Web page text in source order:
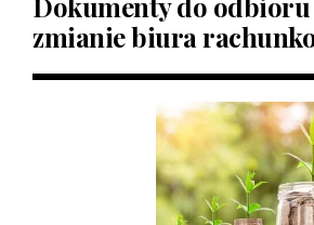
zmianie biura